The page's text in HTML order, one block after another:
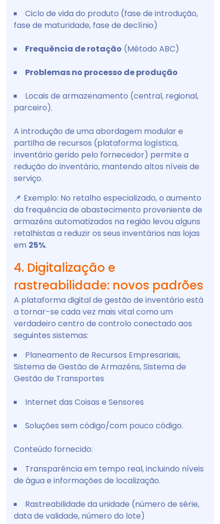
Ciclo de vida do produto (fase de introdução,
fase de maturidade, fase de declínio)
Frequência de rotação (Método ABC)
Problemas no processo de produção
Locais de armazenamento (central, regional,
parceiro).
A introdução de uma abordagem modular e
partilha de recursos (plataforma logística,
inventário gerido pelo fornecedor) permite a
redução do inventário, mantendo altos níveis de
serviço.
📌 Exemplo: No retalho especializado, o aumento
da frequência de abastecimento proveniente de
armazéns automatizados na região levou alguns
retalhistas a reduzir os seus inventários nas lojas
em 25%.
4. Digitalização e
rastreabilidade: novos padrões
A plataforma digital de gestão de inventário está
a tornar-se cada vez mais vital como um
verdadeiro centro de controlo conectado aos
seguintes sistemas:
Planeamento de Recursos Empresariais,
Sistema de Gestão de Armazéns, Sistema de
Gestão de Transportes
Internet das Coisas e Sensores
Soluções sem código/com pouco código.
Conteúdo fornecido:
Transparência em tempo real, incluindo níveis
de água e informações de localização.
Rastreabilidade da unidade (número de série,
data de validade, número do lote)